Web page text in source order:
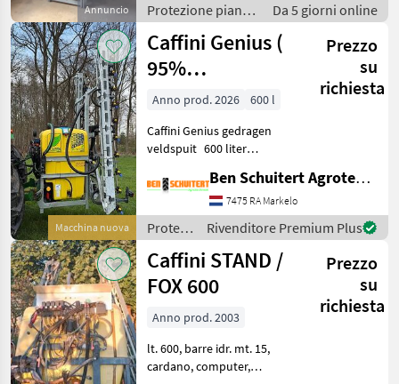
Annuncio
Protezione piante
/ Polverizzatori
Da 5 giorni online
Macchina nuova
Caffini Genius (
95%
driftredcutie)
Prezzo
su
richiesta
Anno prod. 2026
600 l
Caffini Genius gedragen
veldspuit 600 liter
hoofdtank, schoonwater
tank en handenwastank
compleet gegalvaniseerd
frame en spuitboom 12
meter
Ben Schuitert Agrotechniek
7475 RA Markelo
Protezione
piante /
Caffini
Rivenditore Premium Plus
Caffini STAND /
FOX 600
Prezzo
su
richiesta
Anno prod. 2003
lt. 600, barre idr. mt. 15,
cardano, computer,